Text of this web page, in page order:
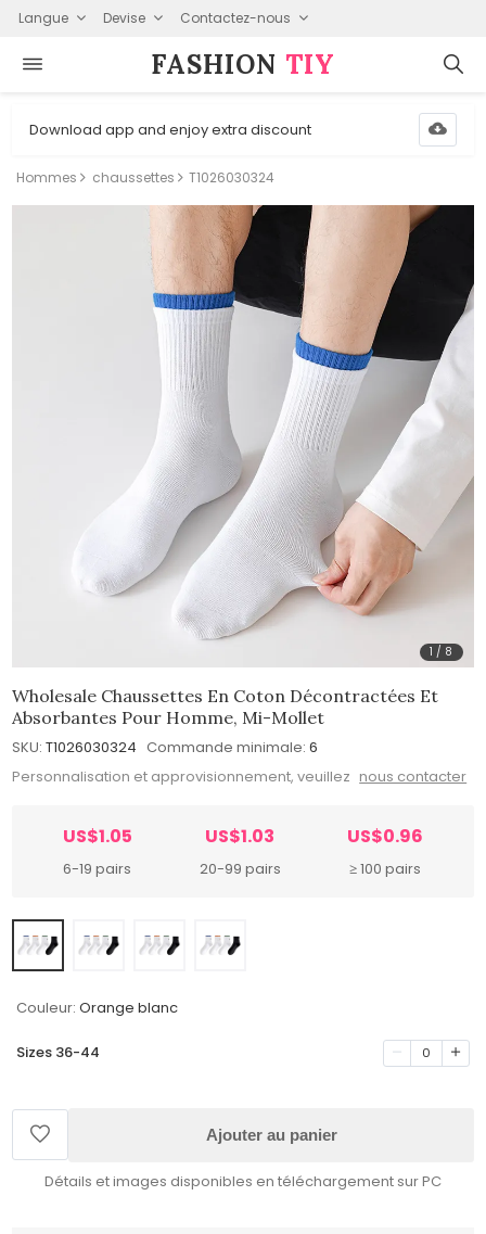
Langue Devise Contactez-nous
FASHION⁠ TIY
Download app and enjoy extra discount
Hommes chaussettes T1026030324
1 / 8
Wholesale Chaussettes En Coton Décontractées Et
Absorbantes Pour Homme, Mi-Mollet
SKU: T1026030324 Commande minimale: 6
Personnalisation et approvisionnement, veuillez nous contacter
US$1.05
6-19 pairs
US$1.03
20-99 pairs
US$0.96
≥ 100 pairs
Couleur: Orange blanc
Sizes 36-44 0
Ajouter au panier
Détails et images disponibles en téléchargement sur PC